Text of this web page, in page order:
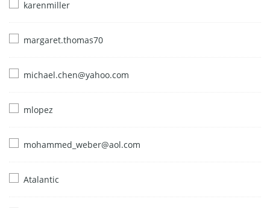
karenmiller
margaret.thomas70
michael.chen@yahoo.com
mlopez
mohammed_weber@aol.com
Atalantic